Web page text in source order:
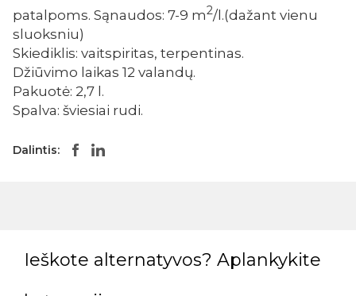
patalpoms. Sąnaudos: 7-9 m2/l.(dažant vienu
sluoksniu)
Skiediklis: vaitspiritas, terpentinas.
Džiūvimo laikas 12 valandų.
Pakuotė: 2,7 l.
Spalva: šviesiai rudi.
Dalintis:
Ieškote alternatyvos? Aplankykite